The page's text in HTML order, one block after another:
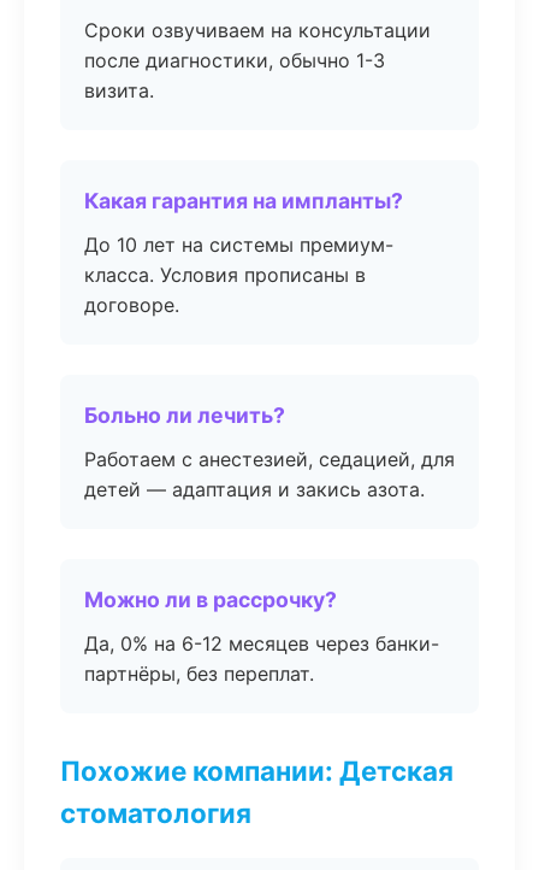
Сроки озвучиваем на консультации
после диагностики, обычно 1-3
визита.
Какая гарантия на импланты?
До 10 лет на системы премиум-
класса. Условия прописаны в
договоре.
Больно ли лечить?
Работаем с анестезией, седацией, для
детей — адаптация и закись азота.
Можно ли в рассрочку?
Да, 0% на 6-12 месяцев через банки-
партнёры, без переплат.
Похожие компании: Детская
стоматология